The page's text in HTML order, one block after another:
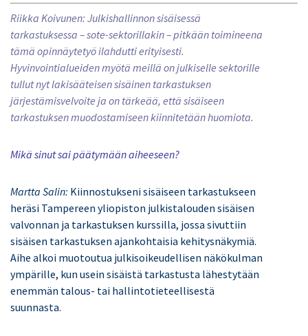
Riikka Koivunen: Julkishallinnon sisäisessä
tarkastuksessa – sote-sektorillakin – pitkään toimineena
tämä opinnäytetyö ilahdutti erityisesti.
Hyvinvointialueiden myötä meillä on julkiselle sektorille
tullut nyt lakisääteisen sisäinen tarkastuksen
järjestämisvelvoite ja on tärkeää, että sisäiseen
tarkastuksen muodostamiseen kiinnitetään huomiota.
Mikä sinut sai päätymään aiheeseen?
Martta Salin: Kiinnostukseni sisäiseen tarkastukseen
heräsi Tampereen yliopiston julkistalouden sisäisen
valvonnan ja tarkastuksen kurssilla, jossa sivuttiin
sisäisen tarkastuksen ajankohtaisia kehitysnäkymiä.
Aihe alkoi muotoutua julkisoikeudellisen näkökulman
ympärille, kun usein sisäistä tarkastusta lähestytään
enemmän talous- tai hallintotieteellisestä
suunnasta.